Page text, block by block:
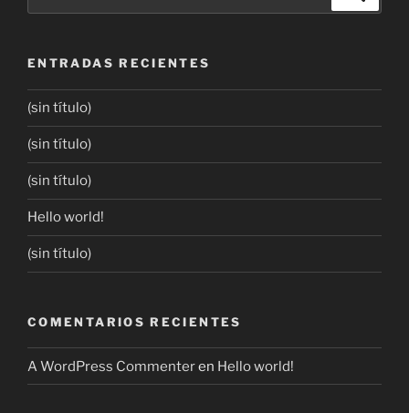
ENTRADAS RECIENTES
(sin título)
(sin título)
(sin título)
Hello world!
(sin título)
COMENTARIOS RECIENTES
A WordPress Commenteren Hello world!